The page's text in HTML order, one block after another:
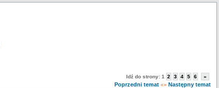
Idź do strony: 1 2 3 4 5 6 »
Poprzedni temat «» Następny temat